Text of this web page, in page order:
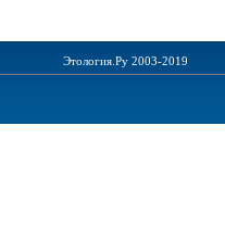
Этология.Ру 2003-2019